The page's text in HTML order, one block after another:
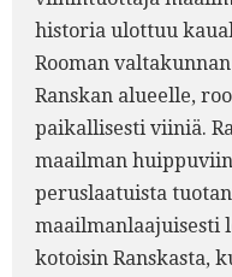
historia ulottuu
Rooman
Ranskan alueelle,
paikallisesti viiniä.
maailman
peruslaatuista
maailmanlaajuisesti
kotoisin Ranskasta,